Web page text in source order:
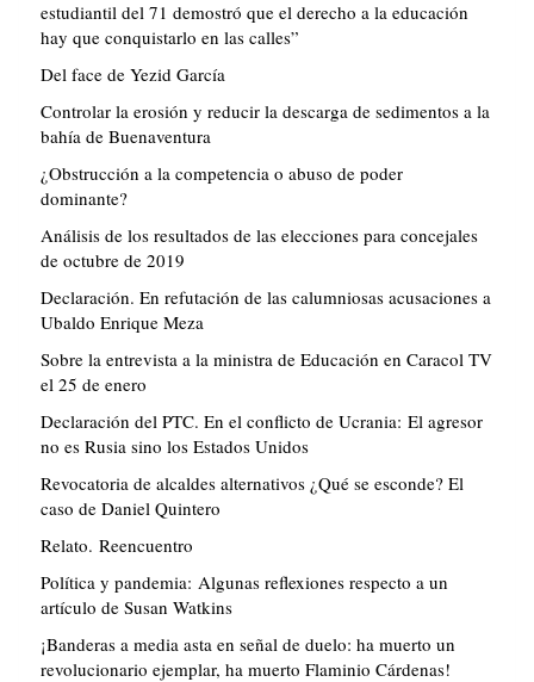
estudiantil del 71 demostró que el derecho a la educación
hay que conquistarlo en las calles”
Del face de Yezid García
Controlar la erosión y reducir la descarga de sedimentos a la
bahía de Buenaventura
¿Obstrucción a la competencia o abuso de poder
dominante?
Análisis de los resultados de las elecciones para concejales
de octubre de 2019
Declaración. En refutación de las calumniosas acusaciones a
Ubaldo Enrique Meza
Sobre la entrevista a la ministra de Educación en Caracol TV
el 25 de enero
Declaración del PTC. En el conflicto de Ucrania: El agresor
no es Rusia sino los Estados Unidos
Revocatoria de alcaldes alternativos ¿Qué se esconde? El
caso de Daniel Quintero
Relato. Reencuentro
Política y pandemia: Algunas reflexiones respecto a un
artículo de Susan Watkins
¡Banderas a media asta en señal de duelo: ha muerto un
revolucionario ejemplar, ha muerto Flaminio Cárdenas!